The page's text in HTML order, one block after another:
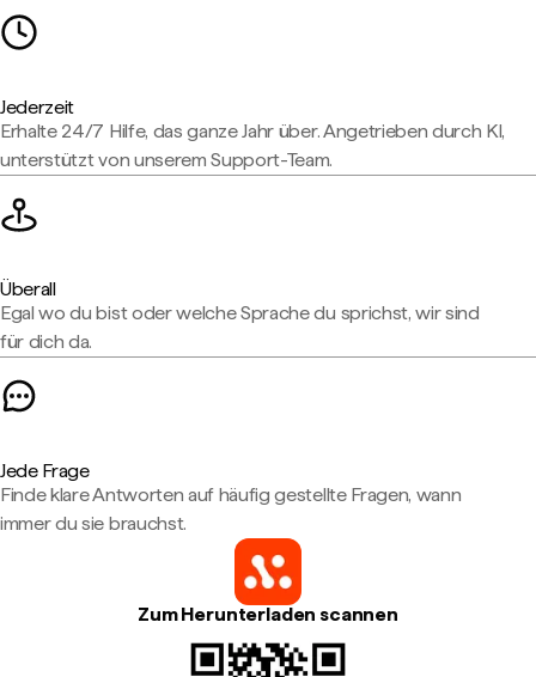
Jederzeit
Erhalte 24/7 Hilfe, das ganze Jahr über. Angetrieben durch KI,
unterstützt von unserem Support-Team.
Überall
Egal wo du bist oder welche Sprache du sprichst, wir sind
für dich da.
Jede Frage
Finde klare Antworten auf häufig gestellte Fragen, wann
immer du sie brauchst.
Zum Herunterladen scannen